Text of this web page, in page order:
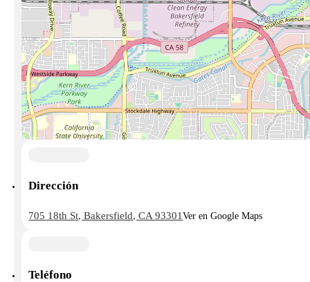
Dirección
705 18th St, Bakersfield, CA 93301Ver en Google Maps
Teléfono